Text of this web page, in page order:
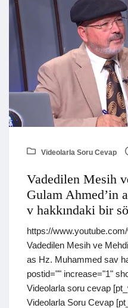
Videolarla Soru Cevap
Vadedilen Mesih
Gulam Ahmed’in
v hakkındaki bir
https://
Vadedilen Mesih ve
as Hz. Muhammed sav
postid="" increase="1"
Videolarla soru cevap
Videolarla Soru Cevap